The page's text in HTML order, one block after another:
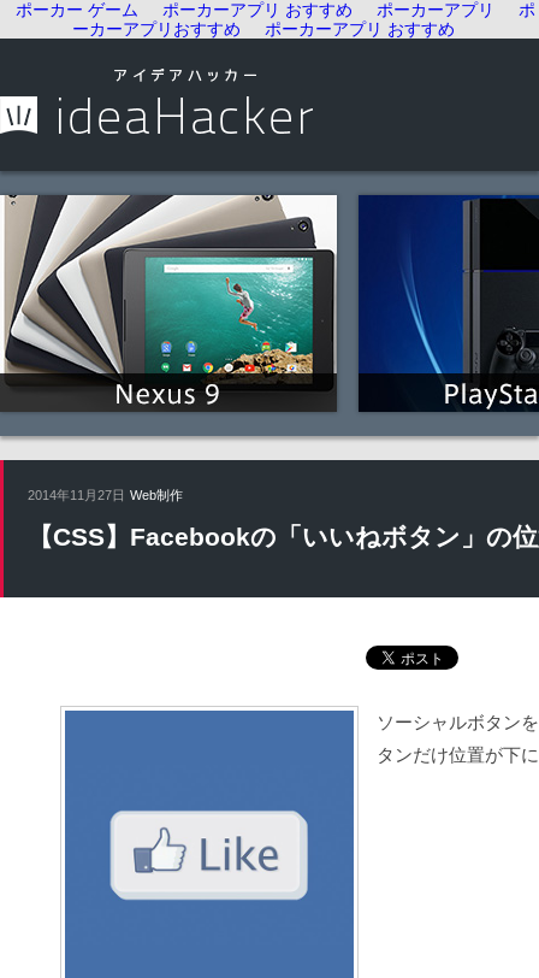
ポーカー ゲーム ポーカーアプリ おすすめ ポーカーアプリ
ポ
ーカーアプリおすすめ
ポーカーアプリ おすすめ
2014年11月27日 Web制作
【CSS】Facebookの「いいねボタン」の
ソーシャルボタン
タンだけ位置が下